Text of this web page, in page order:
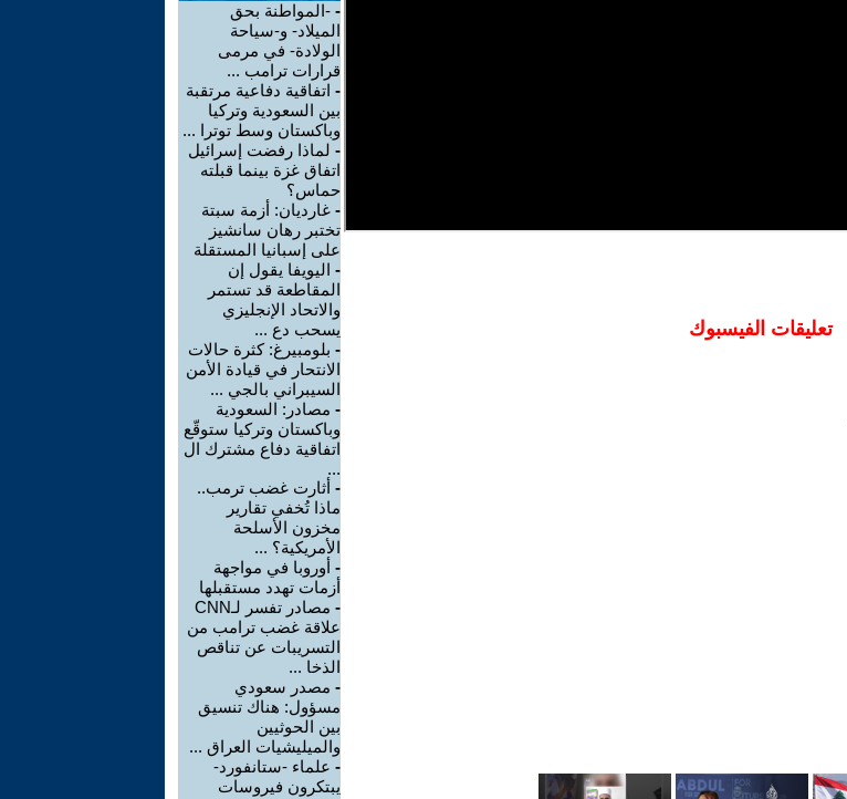
تعليقات الفيسبوك
- -المواطنة بحق
الميلاد- و-سياحة
الولادة- في مرمى
قرارات ترامب ...
- اتفاقية دفاعية مرتقبة
بين السعودية وتركيا
وباكستان وسط توترا ...
- لماذا رفضت إسرائيل
اتفاق غزة بينما قبلته
حماس؟
- غارديان: أزمة سبتة
تختبر رهان سانشيز
على إسبانيا المستقلة
- اليويفا يقول إن
المقاطعة قد تستمر
والاتحاد الإنجليزي
يسحب دع ...
- بلومبيرغ: كثرة حالات
الانتحار في قيادة الأمن
السيبراني بالجي ...
- مصادر: السعودية
وباكستان وتركيا ستوقّع
اتفاقية دفاع مشترك ال
...
- أثارت غضب ترمب..
ماذا تُخفي تقارير
مخزون الأسلحة
الأمريكية؟ ...
- أوروبا في مواجهة
أزمات تهدد مستقبلها
-
مصادر تفسر لـCNN
علاقة غضب ترامب من
التسريبات عن تناقص
الذخا ...
- مصدر سعودي
مسؤول: هناك تنسيق
بين الحوثيين
والميليشيات العراق ...
- علماء -ستانفورد-
يبتكرون فيروسات